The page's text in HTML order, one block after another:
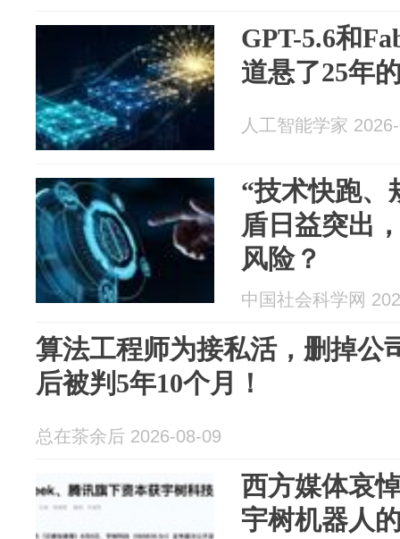
GPT-5.6和
道悬了25年
人工智能学家
“技术快跑、
盾日益突出
风险？
中国社会科学网
算法工程师为接私活，删掉公
后被判5年10个月！
总在茶余后 2026-08-09
西方媒体哀
宇树机器人